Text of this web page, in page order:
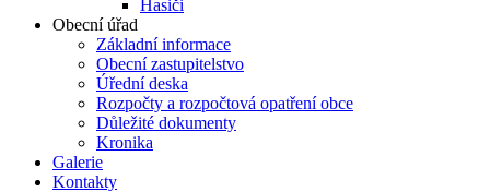
Hasiči
Obecní úřad
Základní informace
Obecní zastupitelstvo
Úřední deska
Rozpočty a rozpočtová opatření obce
Důležité dokumenty
Kronika
Galerie
Kontakty